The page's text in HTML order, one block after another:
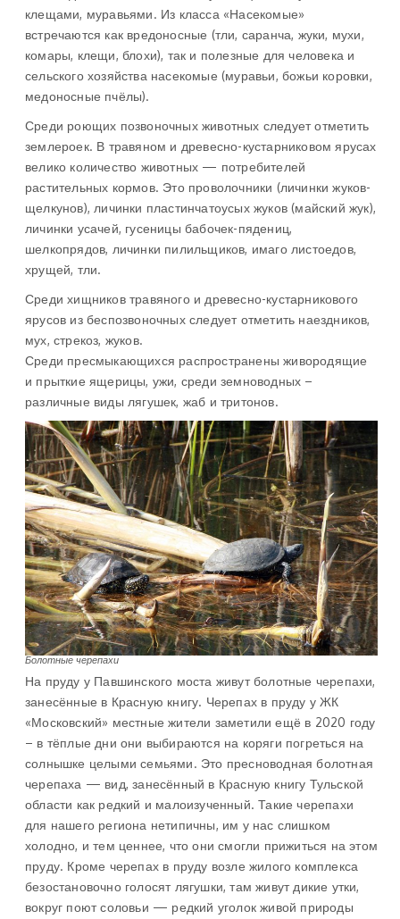
клещами, муравьями. Из класса «Насекомые»
встречаются как вредоносные (тли, саранча, жуки, мухи,
комары, клещи, блохи), так и полезные для человека и
сельского хозяйства насекомые (муравьи, божьи коровки,
медоносные пчёлы).
Среди роющих позвоночных животных следует отметить
землероек. В травяном и древесно-кустарниковом ярусах
велико количество животных — потребителей
растительных кормов. Это проволочники (личинки жуков-
щелкунов), личинки пластинчатоусых жуков (майский жук),
личинки усачей, гусеницы бабочек-пядениц,
шелкопрядов, личинки пилильщиков, имаго листоедов,
хрущей, тли.
Среди хищников травяного и древесно-кустарникового
ярусов из беспозвоночных следует отметить наездников,
мух, стрекоз, жуков.
Среди пресмыкающихся распространены живородящие
и прыткие ящерицы, ужи, среди земноводных –
различные виды лягушек, жаб и тритонов.
Болотные черепахи
На пруду у Павшинского моста живут болотные черепахи,
занесённые в Красную книгу. Черепах в пруду у ЖК
«Московский» местные жители заметили ещё в 2020 году
– в тёплые дни они выбираются на коряги погреться на
солнышке целыми семьями. Это пресноводная болотная
черепаха — вид, занесённый в Красную книгу Тульской
области как редкий и малоизученный. Такие черепахи
для нашего региона нетипичны, им у нас слишком
холодно, и тем ценнее, что они смогли прижиться на этом
пруду. Кроме черепах в пруду возле жилого комплекса
безостановочно голосят лягушки, там живут дикие утки,
вокруг поют соловьи — редкий уголок живой природы